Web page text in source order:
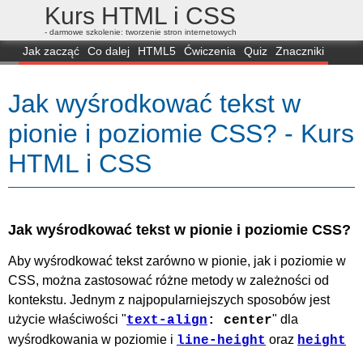
Kurs HTML i CSS
- darmowe szkolenie: tworzenie stron internetowych
Jak zacząć Co dalej HTML5 Ćwiczenia Quiz
Znaczniki
FAQ
Przeglądarki Mapa FORUM
Jak wyśrodkować tekst w
pionie i poziomie CSS? - Kurs
HTML i CSS
Jak wyśrodkować tekst w pionie i poziomie CSS?
Aby wyśrodkować tekst zarówno w pionie, jak i poziomie w
CSS, można zastosować różne metody w zależności od
kontekstu. Jednym z najpopularniejszych sposobów jest
użycie właściwości "text-align : center" dla
wyśrodkowania w poziomie i line-height oraz height